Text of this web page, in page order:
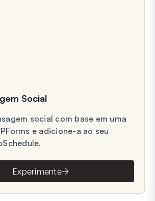
Social
social com base em uma
e adicione-a ao seu
Experimente